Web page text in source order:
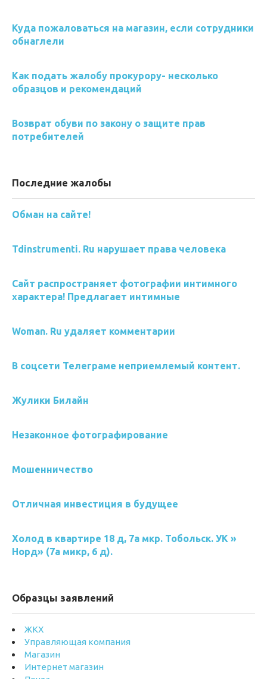
Куда пожаловаться на магазин, если сотрудники
обнаглели
Как подать жалобу прокурору- несколько
образцов и рекомендаций
Возврат обуви по закону о защите прав
потребителей
Последние жалобы
Обман на сайте!
Tdinstrumenti. Ru нарушает права человека
Сайт распространяет фотографии интимного
характера! Предлагает интимные
Woman. Ru удаляет комментарии
В соцсети Телеграме неприемлемый контент.
Жулики Билайн
Незаконное фотографирование
Мошенничество
Отличная инвестиция в будущее
Холод в квартире 18 д, 7а мкр. Тобольск. УК »
Норд» (7а микр, 6 д).
Образцы заявлений
ЖКХ
Управляющая компания
Магазин
Интернет магазин